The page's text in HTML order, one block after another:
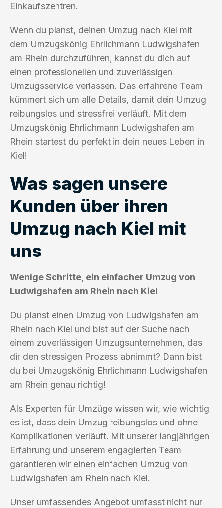
Einkaufszentren.
Wenn du planst, deinen Umzug nach Kiel mit
dem Umzugskönig Ehrlichmann Ludwigshafen
am Rhein durchzuführen, kannst du dich auf
einen professionellen und zuverlässigen
Umzugsservice verlassen. Das erfahrene Team
kümmert sich um alle Details, damit dein Umzug
reibungslos und stressfrei verläuft. Mit dem
Umzugskönig Ehrlichmann Ludwigshafen am
Rhein startest du perfekt in dein neues Leben in
Kiel!
Was sagen unsere
Kunden über ihren
Umzug nach Kiel mit
uns
Wenige Schritte, ein einfacher Umzug von
Ludwigshafen am Rhein nach Kiel
Du planst einen Umzug von Ludwigshafen am
Rhein nach Kiel und bist auf der Suche nach
einem zuverlässigen Umzugsunternehmen, das
dir den stressigen Prozess abnimmt? Dann bist
du bei Umzugskönig Ehrlichmann Ludwigshafen
am Rhein genau richtig!
Als Experten für Umzüge wissen wir, wie wichtig
es ist, dass dein Umzug reibungslos und ohne
Komplikationen verläuft. Mit unserer langjährigen
Erfahrung und unserem engagierten Team
garantieren wir einen einfachen Umzug von
Ludwigshafen am Rhein nach Kiel.
Unser umfassendes Angebot umfasst nicht nur